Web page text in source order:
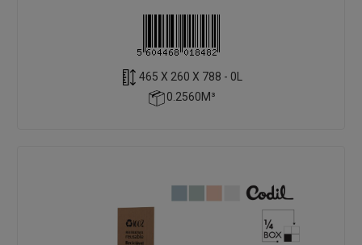
465 X 260 X 788 - 0L
0.2560M³